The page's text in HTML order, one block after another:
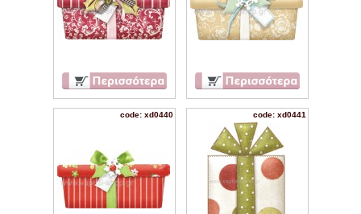
code: xd0440 code: xd0441